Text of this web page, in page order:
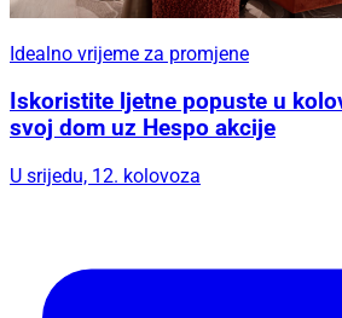
Idealno vrijeme za promjene
Iskoristite ljetne popuste u
svoj dom uz Hespo akcije
U srijedu, 12. kolovoza